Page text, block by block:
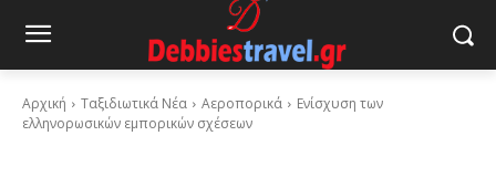
Αρχική Ταξιδιωτικά Νέα Αεροπορικά
Ενίσχυση των
ελληνορωσικών εμπορικών σχέσεων